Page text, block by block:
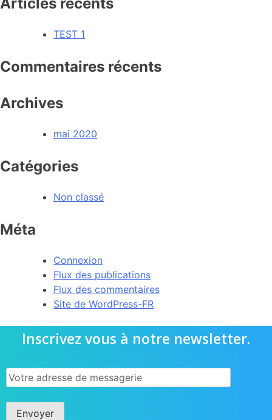
Articles récents
TEST 1
Commentaires récents
Archives
mai 2020
Catégories
Non classé
Méta
Connexion
Flux des publications
Flux des commentaires
Site de WordPress-FR
Inscrivez vous à notre newsletter.